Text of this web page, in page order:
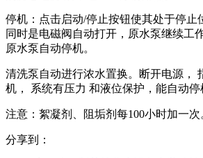
停机：点击启动/停止按钮使其处于停止
同时是电磁阀自动打开，原水泵继续工
原水泵自动停机。
清洗泵自动进行浓水置换。断开电源，
机， 系统有压力 和液位保护，能自动停
注意：絮凝剂、阻垢剂每100小时加一次
分享到：